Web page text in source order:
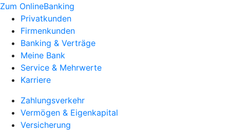
Zum OnlineBanking
Privatkunden
Firmenkunden
Banking & Verträge
Meine Bank
Service & Mehrwerte
Karriere
Zahlungsverkehr
Vermögen & Eigenkapital
Versicherung